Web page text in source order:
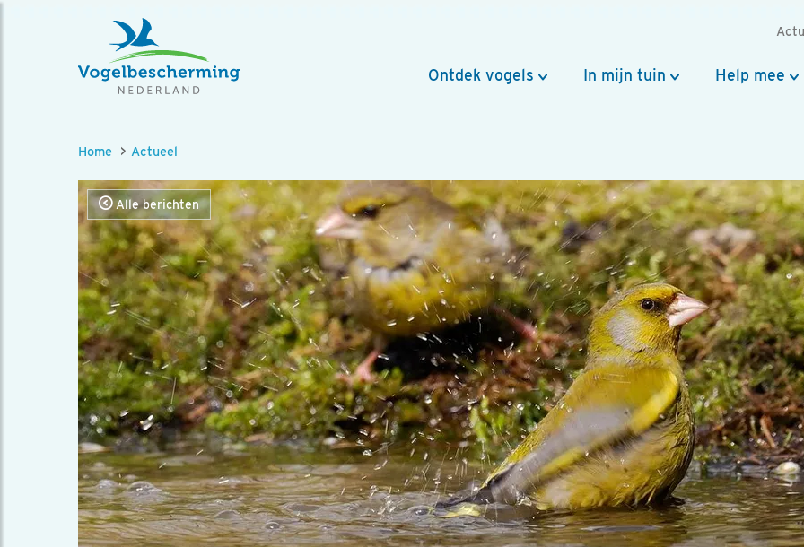
Ontdek vogels In mijn tuin Help mee
Home Actueel
Alle berichten